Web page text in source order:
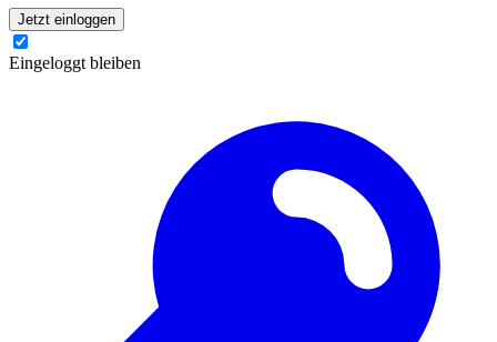
Jetzt einloggen
Eingeloggt bleiben